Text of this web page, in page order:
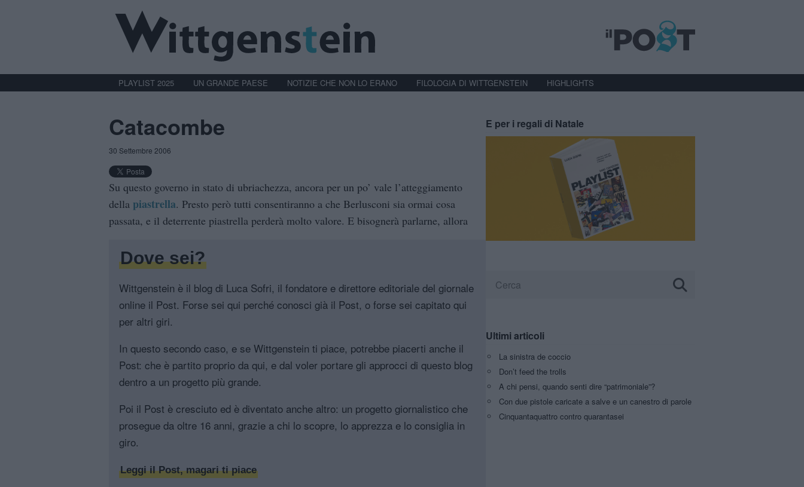
PLAYLIST 2025 UN GRANDE PAESE NOTIZIE CHE NON LO ERANO FILOLOGIA DI WITTGENSTEIN HIGHLIGHTS
Catacombe
30 Settembre 2006
Su questo governo in stato di ubriachezza, ancora per un po’ vale l’atteggiamento
della piastrella. Presto però tutti consentiranno a che Berlusconi sia ormai cosa
passata, e il deterrente piastrella perderà molto valore. E bisognerà parlarne, allora
Dove sei?
Wittgenstein è il blog di Luca Sofri, il fondatore e direttore editoriale del giornale
online il Post. Forse sei qui perché conosci già il Post, o forse sei capitato qui
per altri giri.
In questo secondo caso, e se Wittgenstein ti piace, potrebbe piacerti anche il
Post: che è partito proprio da qui, e dal voler portare gli approcci di questo blog
dentro a un progetto più grande.
Poi il Post è cresciuto ed è diventato anche altro: un progetto giornalistico che
prosegue da oltre 16 anni, grazie a chi lo scopre, lo apprezza e lo consiglia in
giro.
Leggi il Post, magari ti piace
E per i regali di Natale
Ultimi articoli
La sinistra de coccio
Don’t feed the trolls
A chi pensi, quando senti dire “patrimoniale”?
Con due pistole caricate a salve e un canestro di parole
Cinquantaquattro contro quarantasei